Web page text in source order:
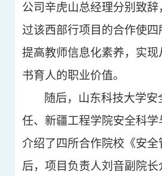
公司辛虎山总经理分别致
过该西部行项目的合作使
提高教师信息化素养，实
书育人的职业价值。
随后，山东科技大学
任、新疆工程学院安全科
介绍了四所合作院校《安
后，项目负责人刘音副院